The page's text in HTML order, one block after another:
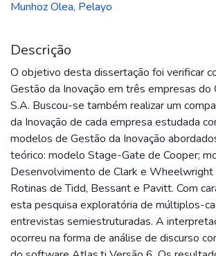
Munhoz Olea, Pelayo
Descrição
O objetivo desta dissertação foi verificar
Gestão da Inovação em três empresas do
S.A. Buscou-se também realizar um
da Inovação de cada empresa estudada
modelos de Gestão da Inovação
teórico: modelo Stage-Gate de Cooper;
Desenvolvimento de Clark e Wheelwright
Rotinas de Tidd, Bessant e Pavitt. Com
esta pesquisa exploratória de múltiplos-
entrevistas semiestruturadas. A
ocorreu na forma de análise de discurso